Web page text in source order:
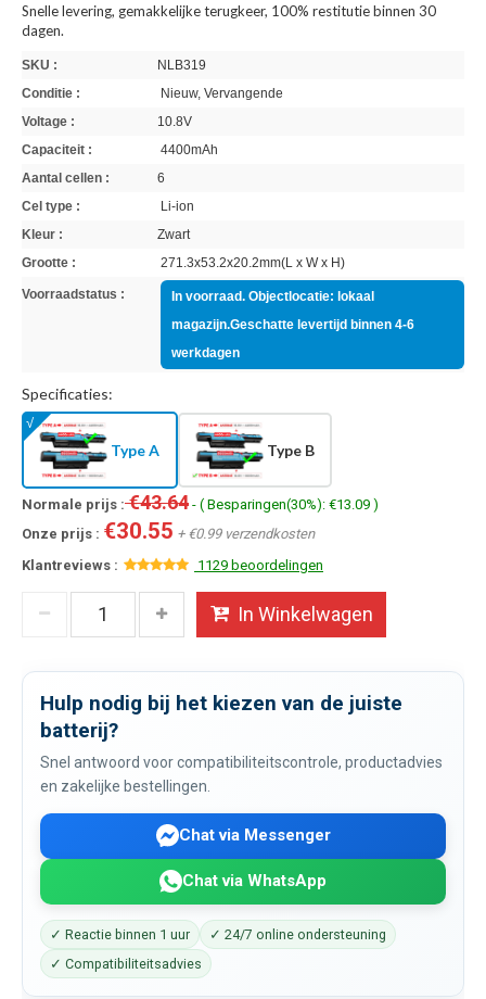
Snelle levering, gemakkelijke terugkeer, 100% restitutie binnen 30
dagen.
SKU :
NLB319
Conditie :
Nieuw, Vervangende
Voltage :
10.8V
Capaciteit :
4400mAh
Aantal cellen :
6
Cel type :
Li-ion
Kleur :
Zwart
Grootte :
271.3x53.2x20.2mm(L x W x H)
Voorraadstatus :
In voorraad. Objectlocatie: lokaal
magazijn.Geschatte levertijd binnen 4-6
werkdagen
Specificaties:
Type A Type B
Normale prijs :€43.64 - ( Besparingen(30%): €13.09 )
Onze prijs : €30.55 + €0.99 verzendkosten
Klantreviews :
1129 beoordelingen
In Winkelwagen
Hulp nodig bij het kiezen van de juiste
batterij?
Snel antwoord voor compatibiliteitscontrole, productadvies
en zakelijke bestellingen.
Chat via Messenger
Chat via WhatsApp
✓ Reactie binnen 1 uur
✓ 24/7 online ondersteuning
✓ Compatibiliteitsadvies